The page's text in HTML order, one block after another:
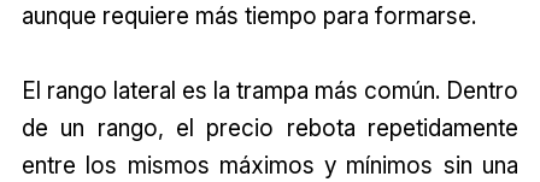
aunque requiere más tiempo para formarse.
El rango lateral es la trampa más común. Dentro
de un rango, el precio rebota repetidamente
entre los mismos máximos y mínimos sin una